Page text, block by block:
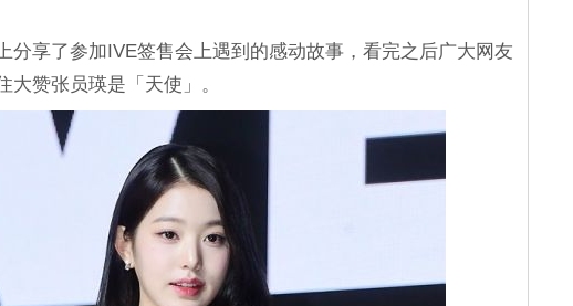
分享了参加IVE签售会上遇到的感动故事，看完之后广大网友
大赞张员瑛是「天使」。